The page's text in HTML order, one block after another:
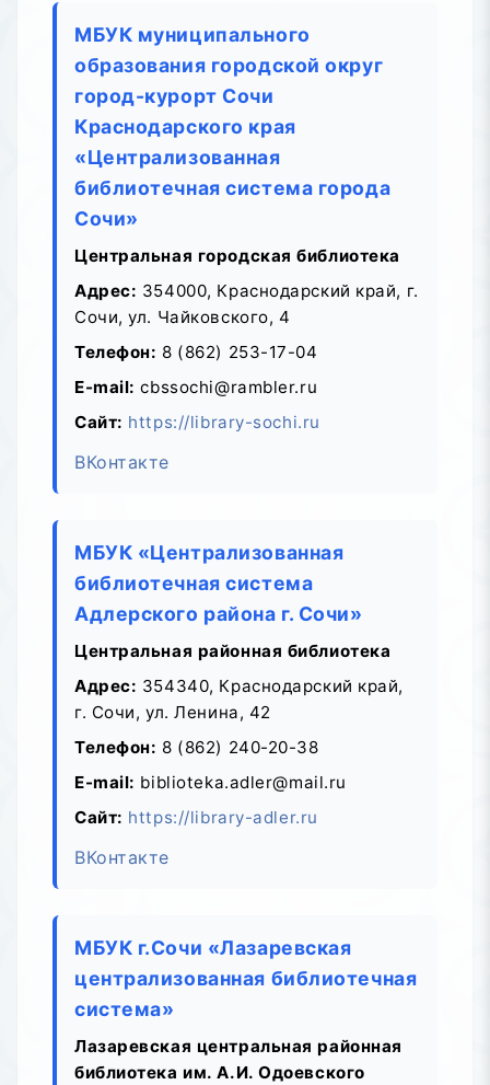
МБУК муниципального
образования городской округ
город-курорт Сочи
Краснодарского края
«Централизованная
библиотечная система города
Сочи»
Центральная городская библиотека
Адрес: 354000, Краснодарский край, г.
Сочи, ул. Чайковского, 4
Телефон: 8 (862) 253-17-04
E-mail: cbssochi@rambler.ru
Сайт: https://library-sochi.ru
ВКонтакте
МБУК «Централизованная
библиотечная система
Адлерского района г. Сочи»
Центральная районная библиотека
Адрес: 354340, Краснодарский край,
г. Сочи, ул. Ленина, 42
Телефон: 8 (862) 240-20-38
E-mail: biblioteka.adler@mail.ru
Сайт: https://library-adler.ru
ВКонтакте
МБУК г.Сочи «Лазаревская
централизованная библиотечная
система»
Лазаревская центральная районная
библиотека им. А.И. Одоевского